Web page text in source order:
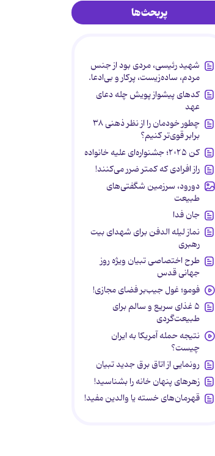
پربحث‌ها
شهید رئیسی، مردی بود از جنس
مردم، ساده‌زیست، پرکار و بی‌ادعا.
کدهای پیشواز پویش چله دعای
عهد
چطور خودمان را از نظر ذهنی ۳۸
برابر قوی‌تر کنیم؟
کن ۲۰۲۵؛ جشنواره‌ای علیه خانواده
راز افرادی که کمتر ضرر می‌کنند!
دورود، سرزمین شگفتی‌های
طبیعت
جان فدا
نماز لیله الدفن برای شهدای بیت
رهبری
طرح اختصاصی تبیان ویژه روز
جهانی قدس
فومو؛ غول جیب‌بر فضای مجازی!
۵ غذای سریع و سالم برای
طبیعت‌گردی
نتیجه حمله آمریکا به ایران
چیست؟
رونمایی از اتاق برق جدید تبیان
زهرهای پنهان خانه را بشناسید!
قهرمان‌های خسته یا والدین مفید!